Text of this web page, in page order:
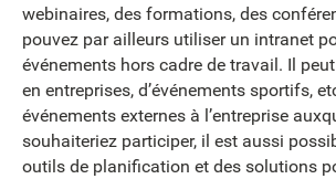
webinaires, des formations, des
pouvez par ailleurs utiliser un intranet
événements hors cadre de travail. Il
en entreprises, d’événements sportifs,
événements externes à l’entreprise
souhaiteriez participer, il est aussi
outils de planification et des solutions